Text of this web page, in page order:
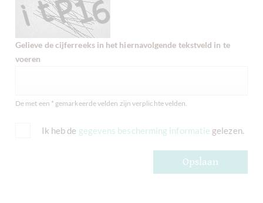
Gelieve de cijferreeks in het hiernavolgende tekstveld in te
voeren
De met een * gemarkeerde velden zijn verplichte velden.
Ik heb de gegevens bescherming informatie gelezen.
Opslaan